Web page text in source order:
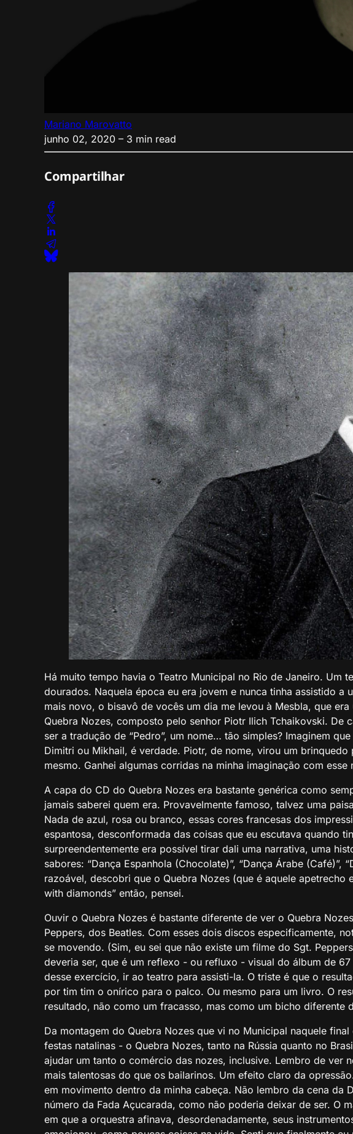
Mariano Marovatto
junho 02, 2020 – 3 min read
Compartilhar
Há muito tempo havia o Teatro Municipal no Rio de Janeiro. Um
dourados. Naquela época eu era jovem e nunca tinha assistido
mais novo, o bisavô de vocês um dia me levou à Mesbla, que
Quebra Nozes, composto pelo senhor Piotr Ilich Tchaikovski.
ser a tradução de “Pedro”, um nome… tão simples? Imaginem
Dimitri ou Mikhail, é verdade. Piotr, de nome, virou um
mesmo. Ganhei algumas corridas na minha imaginação com
A capa do CD do Quebra Nozes era bastante genérica como
jamais saberei quem era. Provavelmente famoso, talvez uma
Nada de azul, rosa ou branco, essas cores francesas dos
espantosa, desconformada das coisas que eu escutava quando
surpreendentemente era possível tirar dali uma narrativa, uma
sabores: “Dança Espanhola (Chocolate)”, “Dança Árabe
razoável, descobri que o Quebra Nozes (que é aquele apetrecho
with diamonds” então, pensei.
Ouvir o Quebra Nozes é bastante diferente de ver o Quebra
Peppers, dos Beatles. Com esses dois discos especificamente,
se movendo. (Sim, eu sei que não existe um filme do Sgt.
deveria ser, que é um reflexo - ou refluxo - visual do álbum de
desse exercício, ir ao teatro para assisti-la. O triste é que o
por tim tim o onírico para o palco. Ou mesmo para um livro. O
resultado, não como um fracasso, mas como um bicho
Da montagem do Quebra Nozes que vi no Municipal naquele
festas natalinas - o Quebra Nozes, tanto na Rússia quanto no
ajudar um tanto o comércio das nozes, inclusive. Lembro de ver
mais talentosas do que os bailarinos. Um efeito claro da
em movimento dentro da minha cabeça. Não lembro da cena da
número da Fada Açucarada, como não poderia deixar de ser. O
em que a orquestra afinava, desordenadamente, seus